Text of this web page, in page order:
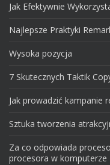
Jak Efektywnie
Najlepsze Praktyki
Wysoka pozycja
7 Skutecznych Taktik
Jak prowadzić kampanie
Sztuka tworzenia
Za co odpowiada
procesora w komputerze